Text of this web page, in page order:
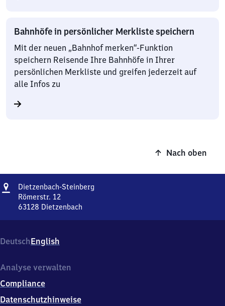
Bahnhöfe in persönlicher Merkliste speichern
Mit der neuen „Bahnhof merken“-Funktion
speichern Reisende Ihre Bahnhöfe in Ihrer
persönlichen Merkliste und greifen jederzeit auf
alle Infos zu
Nach oben
Adresse
Dietzenbach-Steinberg
Römerstr. 12
63128 Dietzenbach
Römerstr.
12,
3
2
8
DeutschEnglish
Analyse verwalten
Compliance
Datenschutzhinweise